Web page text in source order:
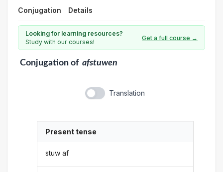
Conjugation Details
Looking for learning resources?
Study with our courses!
Get a full course →
Conjugationof afstuwen
Translation
Present tense
stuw af